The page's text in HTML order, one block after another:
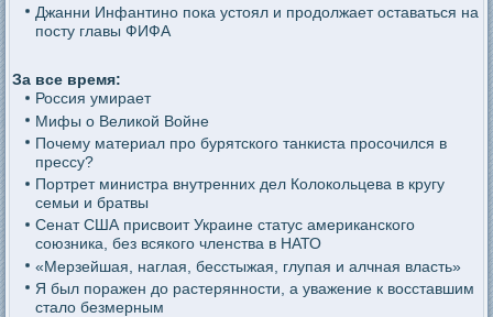
Джанни Инфантино пока устоял и продолжает оставаться на
посту главы ФИФА
За все время:
Россия умирает
Мифы о Великой Войне
Почему материал про бурятского танкиста просочился в
прессу?
Портрет министра внутренних дел Колокольцева в кругу
семьи и братвы
Сенат США присвоит Украине статус американского
союзника, без всякого членства в НАТО
«Мерзейшая, наглая, бесстыжая, глупая и алчная власть»
Я был поражен до растерянности, а уважение к восставшим
стало безмерным